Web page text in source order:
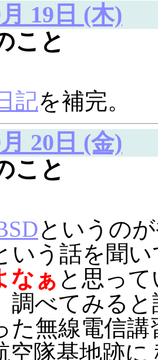
19日 (木)
こと
記を補完。
20日 (金)
こと
というの
いう話を聞
なぁ と思っ
調べてみる
た無線電信
空隊基地跡